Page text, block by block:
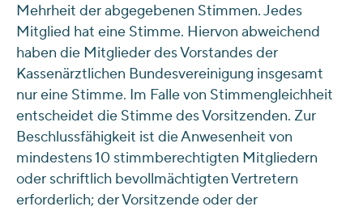
Mehrheit der abgegebenen Stimmen. Jedes
Mitglied hat eine Stimme. Hiervon abweichend
haben die Mitglieder des Vorstandes der
Kassenärztlichen Bundesvereinigung insgesamt
nur eine Stimme. Im Falle von Stimmengleichheit
entscheidet die Stimme des Vorsitzenden. Zur
Beschlussfähigkeit ist die Anwesenheit von
mindestens 10 stimmberechtigten Mitgliedern
oder schriftlich bevollmächtigten Vertretern
erforderlich; der Vorsitzende oder der